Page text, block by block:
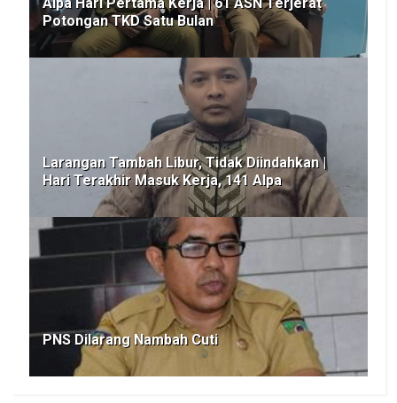
Potongan TKD Satu Bulan
Larangan Tambah Libur, Tidak Diindahkan |
Hari Terakhir Masuk Kerja, 141 Alpa
PNS Dilarang Nambah Cuti